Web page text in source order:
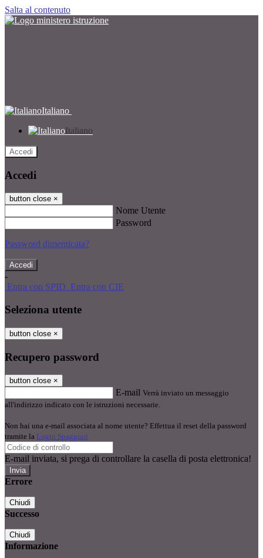
Salta al contenuto
Italiano
Italiano
Accedi
Accedi
button close ×
Nome Utente
Password
Password dimenticata?
-
Entra con SPID Entra con CIE
Seleziona utente
button close ×
Recupero password
button close ×
E-mail Verrà inviato un messaggio
all'indirizzo indicato con le istruzioni necessarie.
Non hai una e-mail associata al nome utente? Effettua il reset della password
tramite la Login Spaggiari
E-mail inviata, si prega di controllare la casella di posta elettronica!
Errore
Chiudi
Successo
Chiudi
Informazione